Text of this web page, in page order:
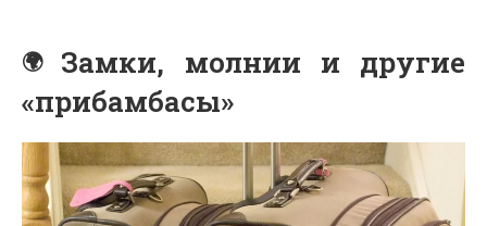
Замки, молнии и другие
«прибамбасы»